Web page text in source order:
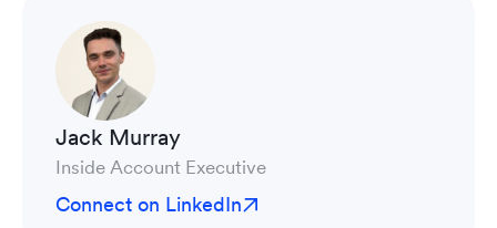
Jack Murray
Inside Account Executive
Connect on LinkedIn